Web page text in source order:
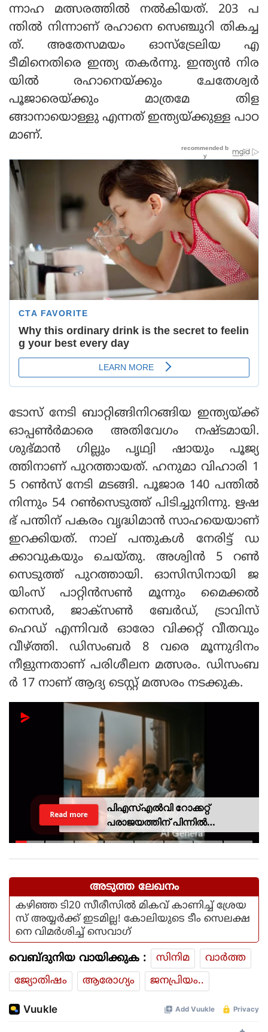
ന്നാഹ മത്സരത്തിൽ നൽകിയത്. 203 പ
ന്തില്‍ നിന്നാണ് രഹാനെ സെഞ്ചുറി തികച്ച
ത്. അതേസമയം ഓസ്ട്രേലിയ എ
ടീമിനെതിരെ ഇന്ത്യ തകർന്നു. ഇന്ത്യൻ നിര
യിൽ രഹാനെയ്ക്കും ചേതേശ്വർ
പൂജാരെയ്ക്കും മാത്രമേ തിള
ങ്ങാനായൊള്ളു എന്നത് ഇന്ത്യയ്ക്കുള്ള പാഠ
മാണ്.
ടോസ് നേടി ബാറ്റിങ്ങിനിറങ്ങിയ ഇന്ത്യയ്ക്ക്
ഓപ്പൺർമാരെ അതിവേഗം നഷ്ടമായി.
ശുഭ്മാൻ ഗില്ലും പൃഥ്വി ഷായും പൂജ്യ
ത്തിനാണ് പുറത്തായത്. ഹനുമാ വിഹാരി 1
5 റണ്‍സ് നേടി മടങ്ങി. പൂജാര 140 പന്തിൽ
നിന്നും 54 റൺസെടുത്ത് പിടിച്ചുനിന്നു. ഋഷ
ഭ് പന്തിന് പകരം വൃദ്ധിമാൻ സാഹയെയാണ്
ഇറക്കിയത്. നാല് പന്തുകൾ നേരിട്ട് ഡ
ക്കാവുകയും ചെയ്തു. അശ്വിൻ 5 റൺ
സെടുത്ത് പുറത്തായി. ഓസിസിനായി ജ
യിംസ് പാറ്റിന്‍സണ്‍ മൂന്നും മൈക്കല്‍
നെസര്‍, ജാക്‌സണ്‍ ബേര്‍ഡ്, ട്രാവിസ്
ഹെഡ് എന്നിവര്‍ ഓരോ വിക്കറ്റ് വീതവും
വീഴ്ത്തി. ഡിസംബര്‍ 8 വരെ മൂന്നുദിനം
നീളുന്നതാണ് പരിശീലന മത്സരം. ഡിസംബ
ര്‍ 17 നാണ് ആദ്യ ടെസ്റ്റ് മത്സരം നടക്കുക.
പിഎസ്എല്‍വി റോക്കറ്റ്
പരാജയത്തിന് പിന്നില്‍
ഐഎസ്ആര്‍ഒയിലെ ഉന്നത
Read more
അടുത്ത ലേഖനം
കഴിഞ്ഞ ടി20 സീരീസിൽ മികവ് കാണിച്ച് ശ്രേയ
സ് അയ്യർക്ക് ഇടമില്ല! കോലിയുടെ ടീം സെലക്ഷ
നെ വിമർശിച്ച് സെവാഗ്
വെബ്ദുനിയ വായിക്കുക : സിനിമ
വാര്‍ത്ത
ജ്യോതിഷം
ആരോഗ്യം ജനപ്രിയം..